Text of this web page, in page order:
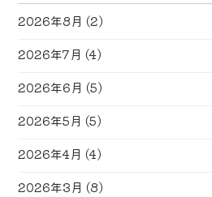
2026年8月 (2)
2026年7月 (4)
2026年6月 (5)
2026年5月 (5)
2026年4月 (4)
2026年3月 (8)